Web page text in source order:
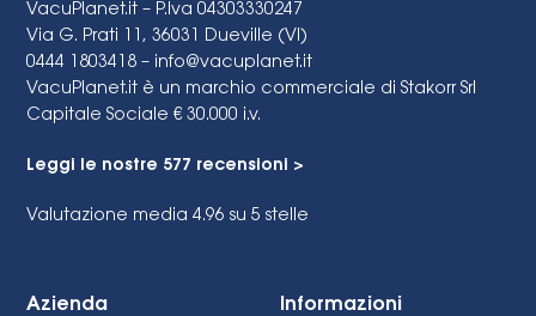
VacuPlanet.it – P.Iva 04303330247
Via G. Prati 11, 36031 Dueville (VI)
0444 1803418 – info@vacuplanet.it
VacuPlanet.it è un marchio commerciale di Stakorr Srl
Capitale Sociale € 30.000 i.v.
Leggi le nostre 577 recensioni >
Valutazione media 4.96 su 5 stelle
Azienda Informazioni